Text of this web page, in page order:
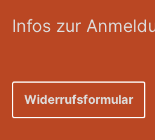
Infos zur
Widerrufsformular